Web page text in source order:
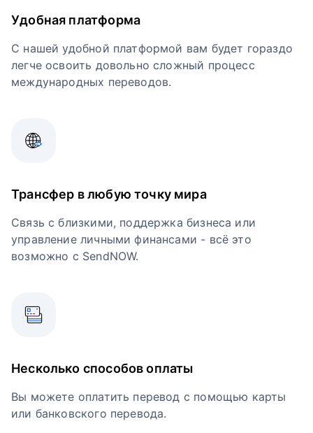
Удобная платформа
С нашей удобной платформой вам будет гораздо
легче освоить довольно сложный процесс
международных переводов.
Трансфер в любую точку мира
Связь с близкими, поддержка бизнеса или
управление личными финансами - всё это
возможно с SendNOW.
Несколько способов оплаты
Вы можете оплатить перевод с помощью карты
или банковского перевода.